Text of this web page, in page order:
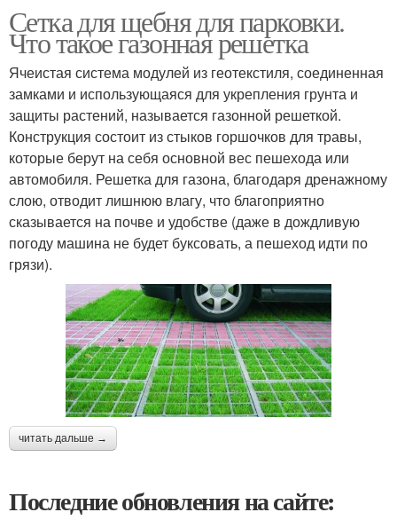
Сетка для щебня для парковки.
Что такое газонная решетка
Ячеистая система модулей из геотекстиля, соединенная
замками и использующаяся для укрепления грунта и
защиты растений, называется газонной решеткой.
Конструкция состоит из стыков горшочков для травы,
которые берут на себя основной вес пешехода или
автомобиля. Решетка для газона, благодаря дренажному
слою, отводит лишнюю влагу, что благоприятно
сказывается на почве и удобстве (даже в дождливую
погоду машина не будет буксовать, а пешеход идти по
грязи).
читать дальше →
Последние обновления на сайте: